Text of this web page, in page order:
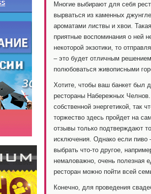
Многие выбирают для себя
вырваться из каменных
ароматами листвы и хвои.
приятные воспоминания о ней
некоторой экзотики, то
– это будет отличным
полюбоваться живописными
Хотите, чтобы ваш банкет был
рестораны Набережных
собственной энергетикой, так
торжество здесь пройдет на
отзывы только подтверждают
исключения. Однако если
выбрать что-то другое,
немаловажно, очень полезная
ресторан можно пойти всей
Конечно, для проведения